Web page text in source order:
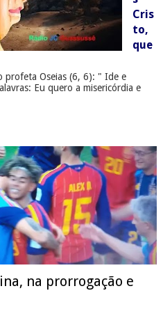
Cris
to,
que
profeta Oseias (6, 6): " Ide e
Eu quero a misericórdia e
na prorrogação e